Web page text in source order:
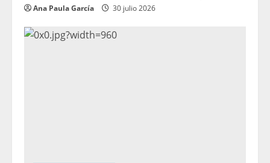
Ana Paula García 30 julio 2026